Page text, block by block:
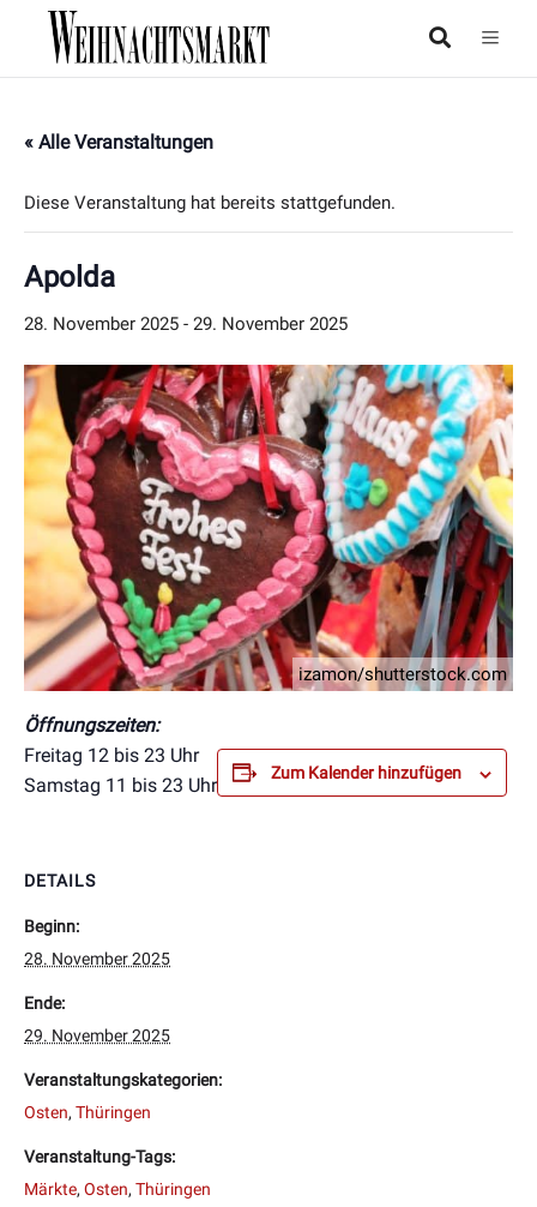
« Alle Veranstaltungen
Diese Veranstaltung hat bereits stattgefunden.
Apolda
28. November 2025 - 29. November 2025
izamon/shutterstock.com
Öffnungszeiten:
Freitag 12 bis 23 Uhr
Samstag 11 bis 23 Uhr
Zum Kalender hinzufügen
DETAILS
Beginn:
28. November 2025
Ende:
29. November 2025
Veranstaltungskategorien:
Osten, Thüringen
Veranstaltung-Tags:
Märkte, Osten, Thüringen